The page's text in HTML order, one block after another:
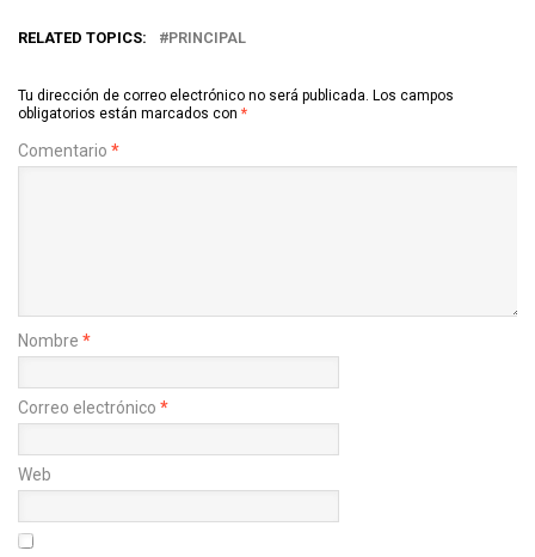
RELATED TOPICS: PRINCIPAL
Tu dirección de correo electrónico no será publicada. Los campos
obligatorios están marcados con *
Comentario *
Nombre *
Correo electrónico *
Web